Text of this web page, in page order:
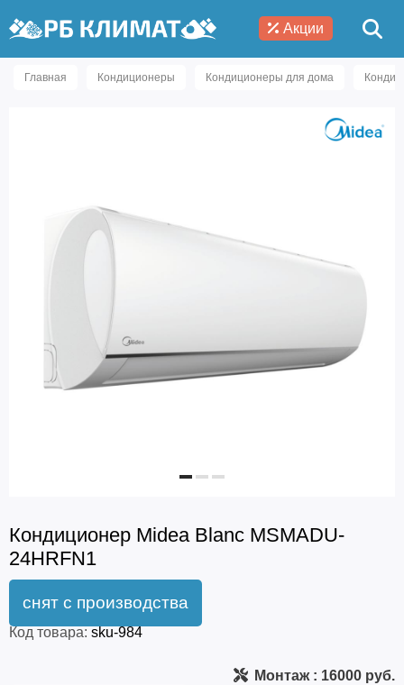
Акции
Главная Кондиционеры Кондиционеры для дома
Кондиционер Midea Blanc MSMADU-
24HRFN1
Код товара: sku-984
Монтаж: 16000 руб.